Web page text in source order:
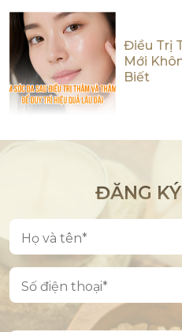
Điều Trị
Mới
Biết
ĐĂNG